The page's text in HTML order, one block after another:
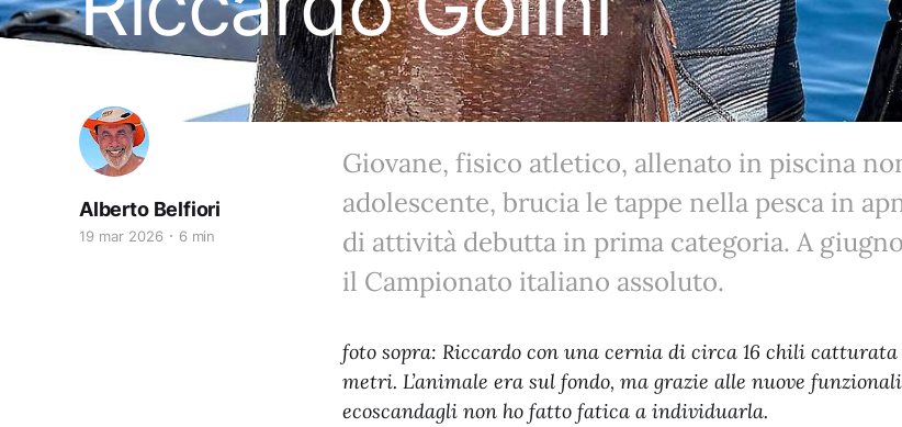
Alberto Belfiori
19 mar 2026 6 min
Giovane, fisico atletico, allenato in piscina
adolescente, brucia le tappe nella pesca in
di attività debutta in prima categoria. A
il Campionato italiano assoluto.
foto sopra: Riccardo con una cernia di circa 16 chili
metri. L’animale era sul fondo, ma grazie alle nuove
ecoscandagli non ho fatto fatica a individuarla.